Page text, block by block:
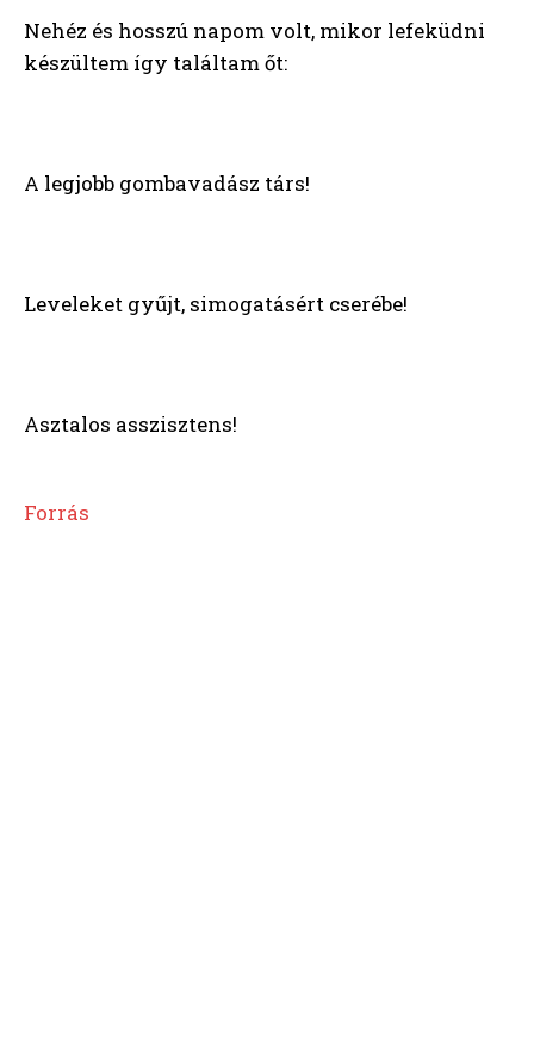
Nehéz és hosszú napom volt, mikor lefeküdni
készültem így találtam őt:
A legjobb gombavadász társ!
Leveleket gyűjt, simogatásért cserébe!
Asztalos asszisztens!
Forrás